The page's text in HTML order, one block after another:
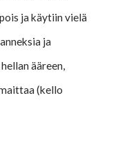
ja käytiin vielä
ja
ääreen,
(kello